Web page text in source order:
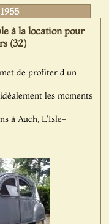
à la location pour
(32)
de profiter d'un
les moments
à Auch, L'Isle-